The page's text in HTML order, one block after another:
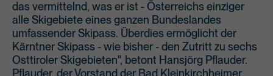
das vermittelnd, was er ist - Österreichs einziger
alle Skigebiete eines ganzen Bundeslandes
umfassender Skipass. Überdies ermöglicht der
Kärntner Skipass - wie bisher - den Zutritt zu sechs
Osttiroler Skigebieten", betont Hansjörg Pflauder.
Pflauder, der Vorstand der Bad Kleinkirchheimer